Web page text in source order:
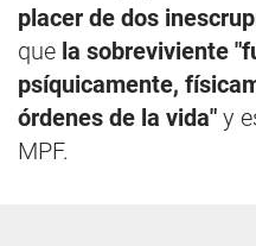
placer de dos
que la sobreviviente
psíquicamente,
órdenes de la vida" y
MPF.